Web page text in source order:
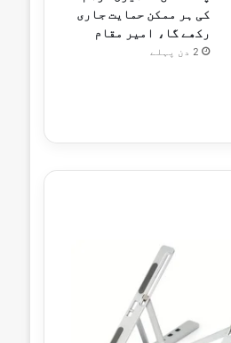
کی ہر ممکن حمایت جاری
رکھے گا، امیر مقام
2 دن پہلے